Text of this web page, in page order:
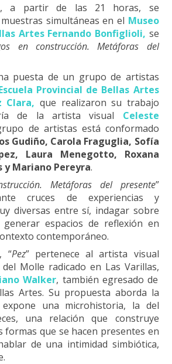
a partir de las 21 horas, se
simultáneas en el Museo
Artes Fernando Bonfiglioli, se
en construcción. Metáforas del
puesta de un grupo de artistas
Provincial de Bellas Artes
Clara, que realizaron su trabajo
de la artista visual Celeste
de artistas está conformado
Gudiño, Carola Fraguglia, Sofía
Laura Menegotto, Roxana
y Mariano Pereyra.
Metáforas del presente”
cruces de experiencias y
diversas entre sí, indagar sobre
espacios de reflexión en
contemporáneo.
“Pez” pertenece al artista visual
Molle radicado en Las Varillas,
Walker, también egresado de
Artes. Su propuesta aborda la
una microhistoria, la del
una relación que construye
formas que se hacen presentes en
de una intimidad simbiótica,